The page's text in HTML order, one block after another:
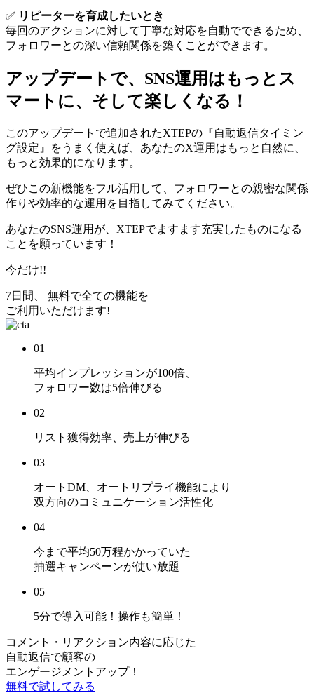
✅ リピーターを育成したいとき
毎回のアクションに対して丁寧な対応を自動でできるため、
フォロワーとの深い信頼関係を築くことができます。
アップデートで、SNS運用はもっとス
マートに、そして楽しくなる！
このアップデートで追加されたXTEPの『自動返信タイミン
グ設定』をうまく使えば、あなたのX運用はもっと自然に、
もっと効果的になります。
ぜひこの新機能をフル活用して、フォロワーとの親密な関係
作りや効率的な運用を目指してみてください。
あなたのSNS運用が、XTEPでますます充実したものになる
ことを願っています！
今だけ!!
7日間、 無料で全ての機能を
ご利用いただけます!
01
平均インプレッションが100倍
フォロワー数は5倍伸びる
02
リスト獲得効率、売上が伸びる
03
オートDM、オートリプライ機能により
双方向のコミュニケーション活性化
04
今まで平均50万程かかっていた
抽選キャンペーンが使い放題
05
5分で導入可能！ 操作も簡単！
コメント・リアクション内容に応じた
自動返信で顧客の
エンゲージメントアップ！
無料で試してみる